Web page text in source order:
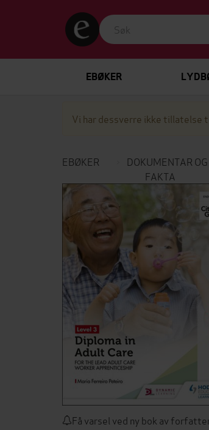
EBØKER
Vi har dessverre ikke tillatelse
EBØKER
DOKUMENTAR OG
FAKTA
Få varsel ved ny bok av